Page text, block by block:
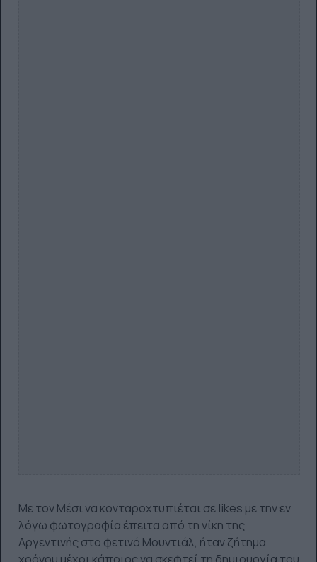
Με τον Μέσι να κονταροχτυπιέται σε likes με την εν
λόγω φωτογραφία έπειτα από τη νίκη της
Αργεντινής στο φετινό Μουντιάλ, ήταν ζήτημα